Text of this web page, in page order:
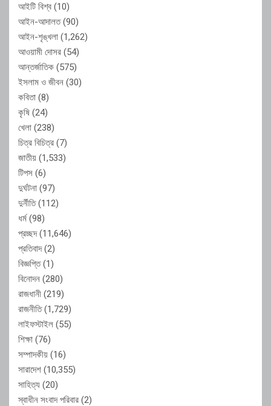
আইটি বিশ্ব (10)
আইন-আদালত(90)
আইন-শৃঙ্খলা (1,262)
আওয়ামী দোসর (54)
আন্তর্জাতিক (575)
ইসলাম ও জীবন (30)
কবিতা (8)
কৃষি (24)
খেলা (238)
চিত্র বিচিত্র (7)
জাতীয় (1,533)
টিপস (6)
দুর্ঘটনা (97)
দুর্নীতি(112)
ধর্ম(98)
প্রচ্ছদ(11,646)
প্রতিবাদ(2)
বিজ্ঞপ্তি(1)
বিনোদন (280)
রাজধানী (219)
রাজনীতি(1,729)
লাইফস্টাইল (55)
শিক্ষা (76)
সম্পাদকীয় (16)
সারাদেশ (10,355)
সাহিত্য (20)
স্বাধীন সংবাদ পরিবার (2)